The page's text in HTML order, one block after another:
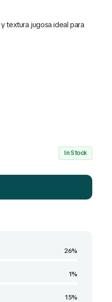
S/5.00
textura jugosa ideal para
In Stock
26%
1%
15%